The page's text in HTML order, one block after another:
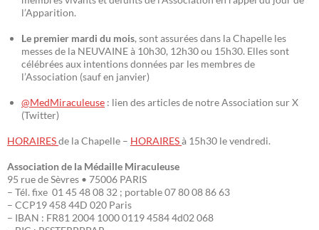
l’Apparition.
Le premier mardi du mois, sont assurées dans la Chapelle les
messes de la NEUVAINE à 10h30, 12h30 ou 15h30. Elles sont
célébrées aux intentions données par les membres de
l’Association (sauf en janvier)
@MedMiraculeuse : lien des articles de notre Association sur X
(Twitter)
HORAIRESde la Chapelle – HORAIRESà 15h30 le vendredi.
Association de la Médaille Miraculeuse
95 rue de Sèvres • 75006 PARIS
– Tél. fixe 01 45 48 08 32 ; portable 07 80 08 86 63
– CCP19 458 44D 020 Paris
– IBAN : FR81 2004 1000 0119 4584 4d02 068